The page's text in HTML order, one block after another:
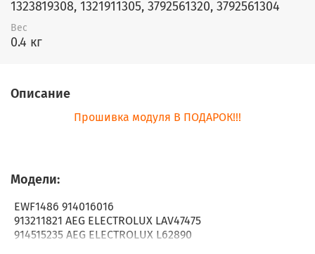
1323819308, 1321911305, 3792561320, 3792561304
Вес
0.4 кг
Описание
Прошивка модуля В ПОДАРОК!!!
Модели:
EWF1486 914016016
913211821 AEG ELECTROLUX LAV47475
914515235 AEG ELECTROLUX L62890